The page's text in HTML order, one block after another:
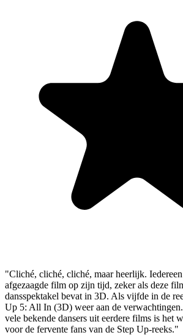
"Cliché, cliché, cliché, maar heerlijk.
afgezaagde film op zijn tijd, zeker als deze
dansspektakel bevat in 3D. Als vijfde in de
Up 5: All In (3D) weer aan de
vele bekende dansers uit eerdere films is het
voor de fervente fans van de Step Up-reeks."